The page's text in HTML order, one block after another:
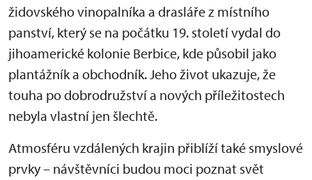
židovského vinopalníka a drasláře z místního
panství, který se na počátku 19. století vydal do
jihoamerické kolonie Berbice, kde působil jako
plantážník a obchodník. Jeho život ukazuje, že
touha po dobrodružství a nových příležitostech
nebyla vlastní jen šlechtě.
Atmosféru vzdálených krajin přiblíží také smyslové
prvky – návštěvníci budou moci poznat svět